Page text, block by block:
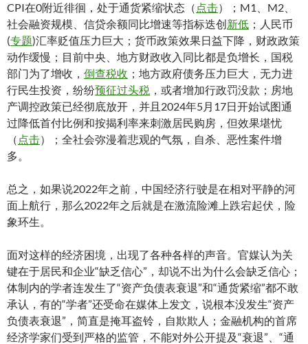
CPI在0附近徘徊，处于通货紧缩状态（ 点击）；M1、M2、
社会融资规模、信贷余额同比增速等指标迭创新低 ；人民币
(专题)汇率贬值压力巨大；货币政策效果日益下降，财政政策
动作缓慢；目前中央、地方财政收入同比都是负增长，国税
部门为了增收， 倒查税收 ；地方政府债务压力巨大，无力进
行民生投资，纷纷预征过头税 ，或者增加行政罚没款；房地
产调控政策已经彻底放开，并且2024年5月17日开始试图通
过降低首付比例和按揭利率来刺激居民购房，但效果堪忧
（ 点击）；全社会弥漫着悲观的气氛，自杀、恶性案件增
多。
总之，如果说2022年之前，中国经济行驶是在相对平静的河
面上航行，那么2022年之后就是在激流险滩上跌宕起伏，险
象环生。
面对这样的经济困境，出现了各种各样的声音。官媒认为关
键在于居民和企业“缺乏信心”，却说不出为什么会缺乏信心；
体制内的学者连发生了“资产负债表衰退”和“通货紧缩”都不敢
承认，有的“学者”还受命在媒体上发文，说根本没发生“资产
负债表衰退”，简直是掩耳盗铃，自欺欺人；金融机构的首席
经济学家们受到严格的监管，不能对外公开提及“衰退”、“通